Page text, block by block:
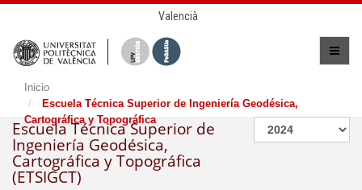
Valencià
Inicio
Escuela Técnica Superior de Ingeniería Geodésica,
Cartográfica y Topográfica
Escuela Técnica Superior de
Ingeniería Geodésica,
Cartográfica y Topográfica
(ETSIGCT)